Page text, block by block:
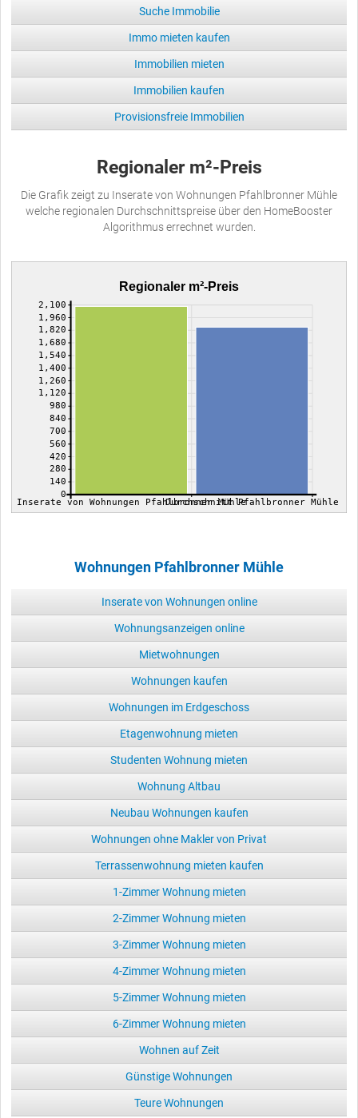
Suche Immobilie
Immo mieten kaufen
Immobilien mieten
Immobilien kaufen
Provisionsfreie Immobilien
Regionaler m²-Preis
Die Grafik zeigt zu Inserate von Wohnungen Pfahlbronner Mühle
welche regionalen Durchschnittspreise über den HomeBooster
Algorithmus errechnet wurden.
Regionaler m²-Preis
0
140
280
420
560
700
840
980
1,120
1,260
1,400
1,540
1,680
1,820
1,960
2,100
Inserate von Wohnungen Pfahlbronner MühleDurchschnitt Pfahlbronner Mühle
Wohnungen Pfahlbronner Mühle
Inserate von Wohnungen online
Wohnungsanzeigen online
Mietwohnungen
Wohnungen kaufen
Wohnungen im Erdgeschoss
Etagenwohnung mieten
Studenten Wohnung mieten
Wohnung Altbau
Neubau Wohnungen kaufen
Wohnungen ohne Makler von Privat
Terrassenwohnung mieten kaufen
1-Zimmer Wohnung mieten
2-Zimmer Wohnung mieten
3-Zimmer Wohnung mieten
4-Zimmer Wohnung mieten
5-Zimmer Wohnung mieten
6-Zimmer Wohnung mieten
Wohnen auf Zeit
Günstige Wohnungen
Teure Wohnungen